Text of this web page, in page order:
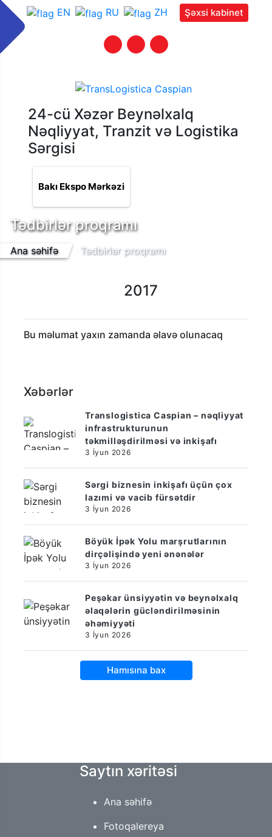
EN RU ZH Şəxsi kabinet
24-cü Xəzər Beynəlxalq
Nəqliyyat, Tranzit və Logistika
Sərgisi
Bakı Ekspo Mərkəzi
Tədbirlər proqramı
Ana səhifə Tədbirlər proqramı
2017
Bu məlumat yaxın zamanda əlavə olunacaq
Xəbərlər
Translogistica Caspian – nəqliyyat
infrastrukturunun
təkmilləşdirilməsi və inkişafı
3 İyun 2026
Sərgi biznesin inkişafı üçün çox
lazımi və vacib fürsətdir
3 İyun 2026
Böyük İpək Yolu marşrutlarının
dirçəlişində yeni ənənələr
3 İyun 2026
Peşəkar ünsiyyətin və beynəlxalq
əlaqələrin gücləndirilməsinin
əhəmiyyəti
3 İyun 2026
Hamısına bax
Saytın xəritəsi
Ana səhifə
Fotoqalereya